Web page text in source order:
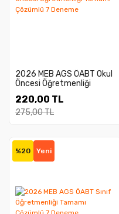
2026 MEB AGS ÖABT Okul
Öncesi Öğretmenliği
Deneme
220,00 TL
275,00 TL
%20 Yeni